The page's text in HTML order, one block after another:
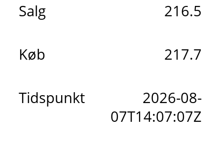
Salg 216.5
Køb 217.7
Tidspunkt
2026-08-
07T14:07:07Z